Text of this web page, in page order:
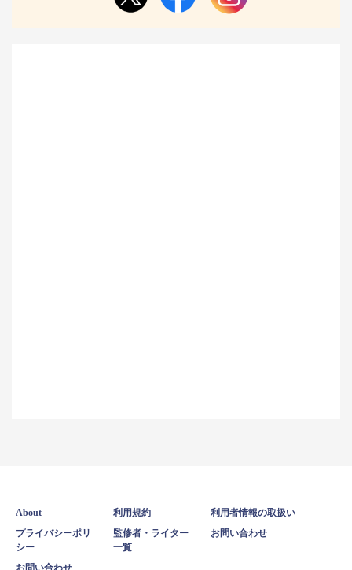
About 利用規約 利用者情報の取扱い
プライバシーポリ
シー
監修者・ライター
一覧
お問い合わせ
お問い合わせ